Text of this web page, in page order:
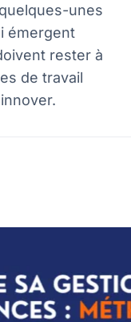
unes
émergent
rester à
de travail